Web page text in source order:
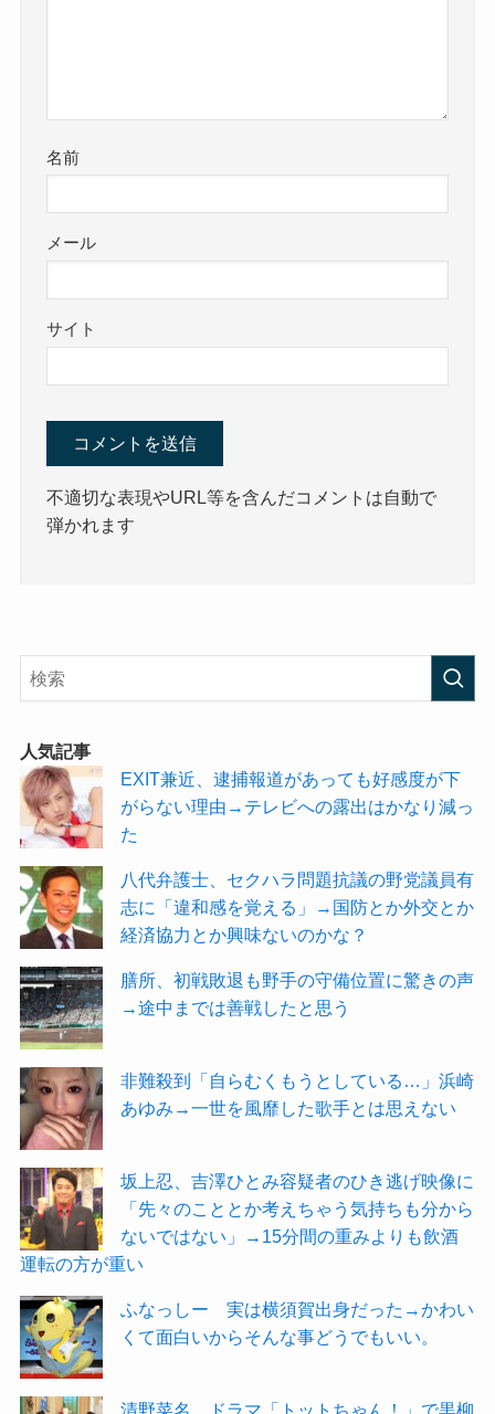
名前
メール
サイト
不適切な表現やURL等を含んだコメントは自動で
弾かれます
人気記事
EXIT兼近、逮捕報道があっても好感度が下
がらない理由→テレビへの露出はかなり減っ
た
八代弁護士、セクハラ問題抗議の野党議員有
志に「違和感を覚える」→国防とか外交とか
経済協力とか興味ないのかな？
膳所、初戦敗退も野手の守備位置に驚きの声
→途中までは善戦したと思う
非難殺到「自らむくもうとしている…」浜崎
あゆみ→一世を風靡した歌手とは思えない
坂上忍、吉澤ひとみ容疑者のひき逃げ映像に
「先々のこととか考えちゃう気持ちも分から
ないではない」→15分間の重みよりも飲酒
運転の方が重い
ふなっしー 実は横須賀出身だった→かわい
くて面白いからそんな事どうでもいい。
清野菜名 ドラマ「トットちゃん！」で黒柳